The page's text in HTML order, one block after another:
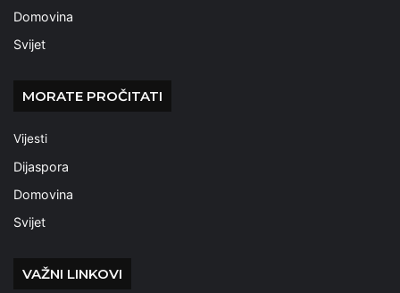
Domovina
Svijet
MORATE PROČITATI
Vijesti
Dijaspora
Domovina
Svijet
VAŽNI LINKOVI